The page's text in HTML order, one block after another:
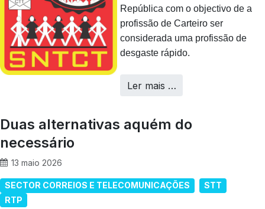
República com o objectivo de a
profissão de Carteiro ser
considerada uma profissão de
desgaste rápido.
Ler mais …
Duas alternativas aquém do
necessário
13 maio 2026
SECTOR CORREIOS E TELECOMUNICAÇÕES
STT
RTP